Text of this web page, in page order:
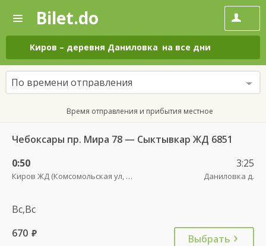
—
Поиск
и
покупка
билетов
на
автобус
онлайн
Bilet.do
Киров – деревня Даниловка на все дни
По времени отправления
Время отправления и прибытия местное
Чебоксары пр. Мира 78 — Сыктывкар ЖД 6851
0:50
Киров ЖД (Комсомольская ул, 42)
3:25
Даниловка д.
Вс,Вс
670 руб. Выбрать